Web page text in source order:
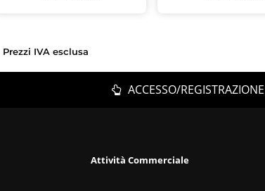
Prezzi IVA esclusa
ACCESSO/
Attività Commerciale